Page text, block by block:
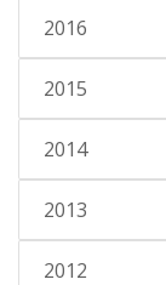
2016
2015
2014
2013
2012